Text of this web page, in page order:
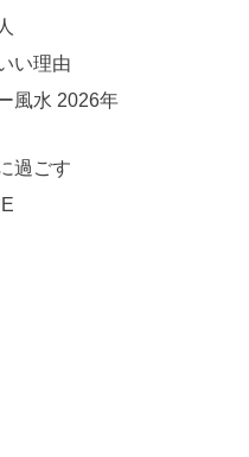
い理由
風水 2026年
過ごす